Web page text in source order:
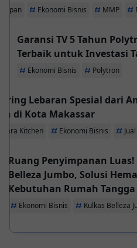
Ekonomi Bisnis MMP
Garansi TV 5 Tahun
Terbaik untuk Investasi
Ekonomi Bisnis Polytron
Lebaran Spesial dari
di Kota Makassar
Kitchen Ekonomi Bisnis
Ruang Penyimpanan
Belleza Jumbo, Solusi
Kebutuhan Rumah Tangga
Ekonomi Bisnis Kulkas Belleza